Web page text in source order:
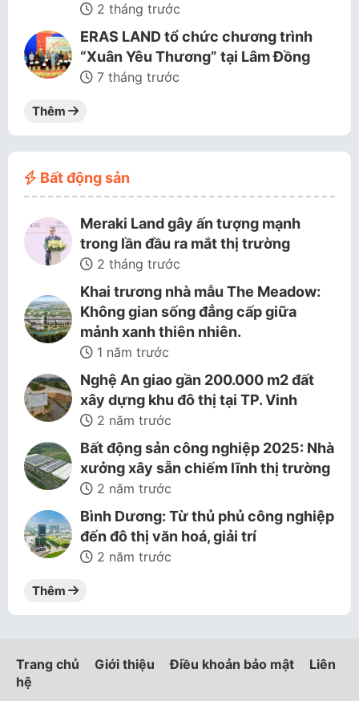
2 tháng trước
ERAS LAND tổ chức chương trình
“Xuân Yêu Thương” tại Lâm Đồng
7 tháng trước
Thêm
Bất động sản
Meraki Land gây ấn tượng mạnh
trong lần đầu ra mắt thị trường
2 tháng trước
Khai trương nhà mẫu The Meadow:
Không gian sống đẳng cấp giữa
mảnh xanh thiên nhiên.
1 năm trước
Nghệ An giao gần 200.000 m2 đất
xây dựng khu đô thị tại TP. Vinh
2 năm trước
Bất động sản công nghiệp 2025: Nhà
xưởng xây sẵn chiếm lĩnh thị trường
2 năm trước
Bình Dương: Từ thủ phủ công nghiệp
đến đô thị văn hoá, giải trí
2 năm trước
Thêm
Trang chủ Giới thiệu Điều khoản bảo mật
Liên
hệ